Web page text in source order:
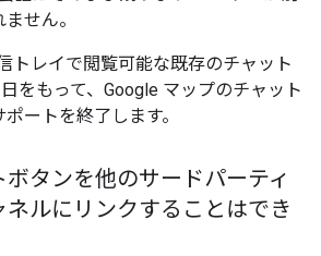
せん。
トレイで閲覧可能な既存のチャット
をもって、Google マップのチャット
ートを終了します。
タンを他のサードパーティ
ネルにリンクすることはでき